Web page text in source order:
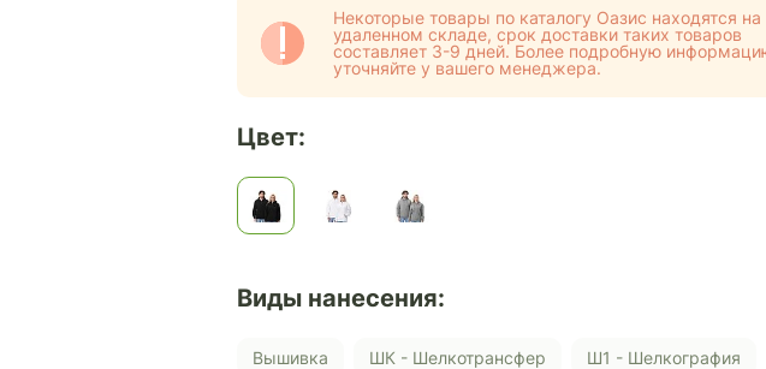
Некоторые товары по каталогу Оазис находятся на
удаленном складе, срок доставки таких товаров
составляет 3-9 дней. Более подробную
уточняйте у вашего менеджера.
Цвет:
Виды нанесения:
Вышивка ШК - Шелкотрансфер Ш1 - Шелкография